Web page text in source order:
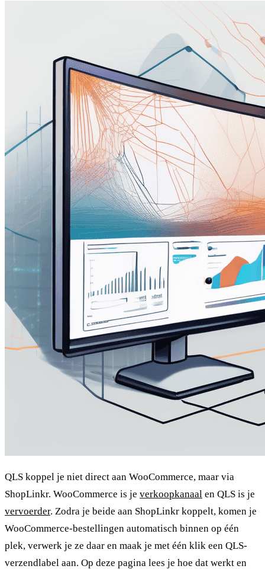
QLS koppel je niet direct aan WooCommerce, maar via
ShopLinkr. WooCommerce is je verkoopkanaal en QLS is je
vervoerder. Zodra je beide aan ShopLinkr koppelt, komen je
WooCommerce-bestellingen automatisch binnen op één
plek, verwerk je ze daar en maak je met één klik een QLS-
verzendlabel aan. Op deze pagina lees je hoe dat werkt en